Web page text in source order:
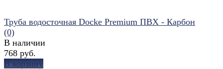
Труба водосточная Docke Premium ПВХ - Карбон
(0)
В наличии
768 руб.
В корзину